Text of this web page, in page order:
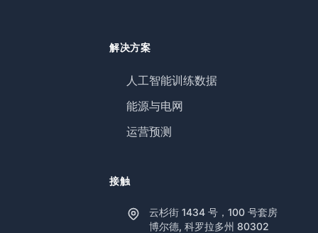
解决方案
人工智能训练数据
能源与电网
运营预测
接触
云杉街 1434 号，100 号套房
博尔德, 科罗拉多州 80302